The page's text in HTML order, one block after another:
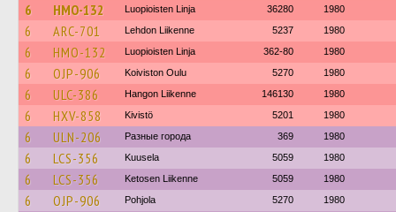
6 HMO-132 Luopioisten Linja 36280 1980
6 ARC-701 Lehdon Liikenne 5237 1980
6 HMO-132 Luopioisten Linja 362-80 1980
6 OJP-906 Koiviston Oulu 5270 1980
6 ULC-386 Hangon Liikenne 146130 1980
6 HXV-858 Kivistö 5201 1980
6 ULN-206 Разные города 369 1980
6 LCS-356 Kuusela 5059 1980
6 LCS-356 Ketosen Liikenne 5059 1980
6 OJP-906 Pohjola 5270 1980